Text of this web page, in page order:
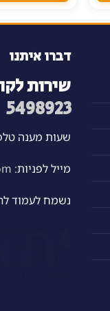
דברו איתנו
שירות
5498923
שעות מענה טלפוני :
מייל לפניות:
נשמח לעמוד